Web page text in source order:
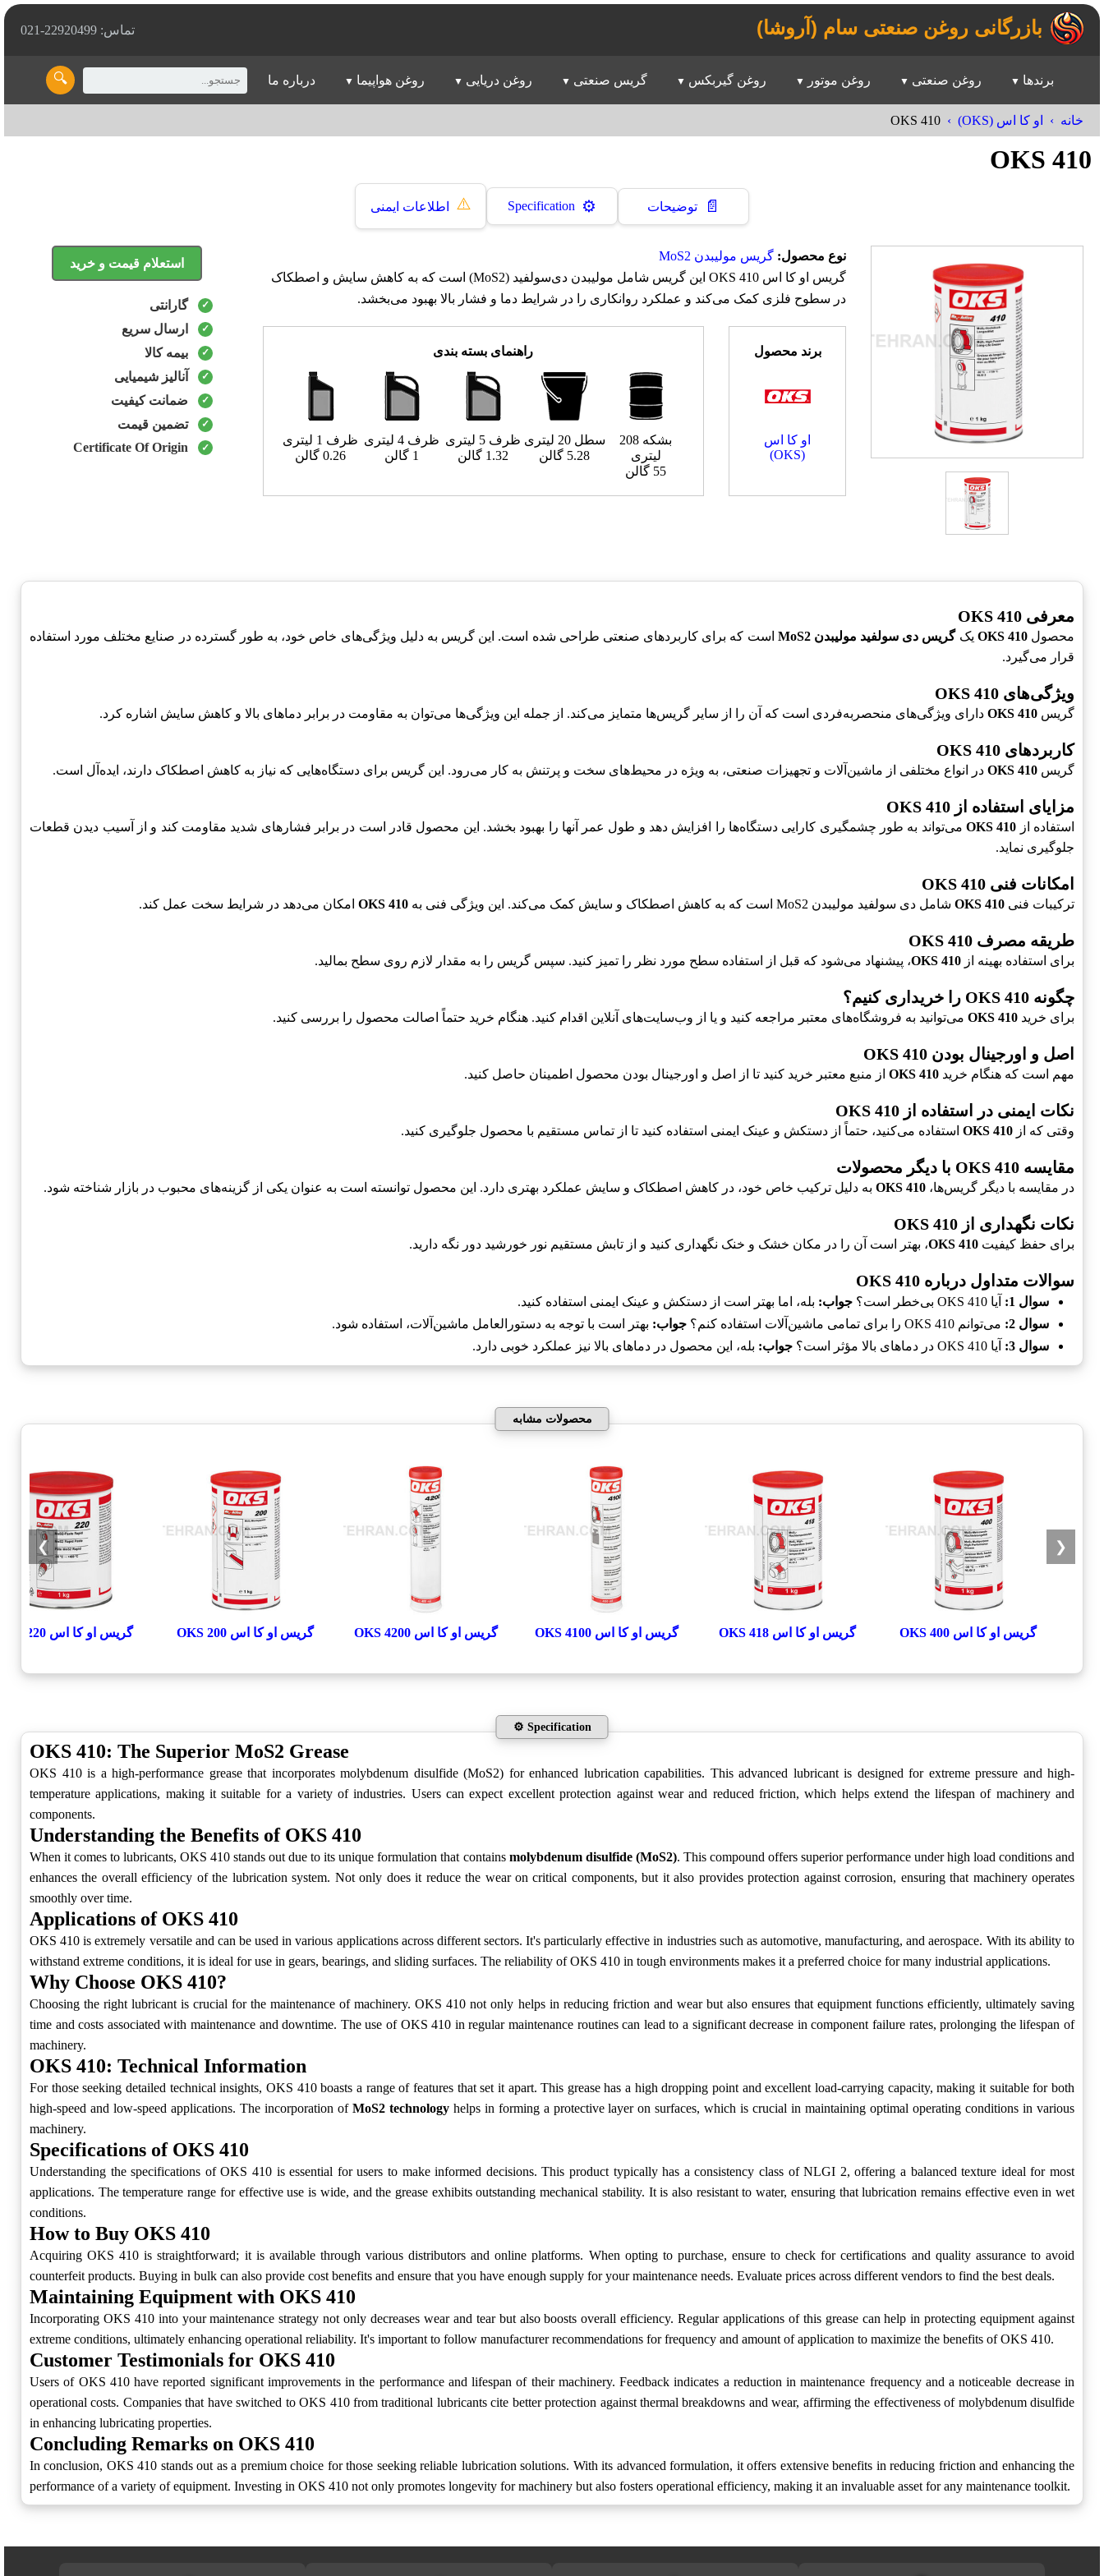
بازرگانی روغن صنعتی سام (آروشا) تماس: 22920499-021
🔍 برندها روغن صنعتی روغن موتور روغن گیربکس گریس صنعتی روغن دریایی روغن هواپیما درباره ما
خانه او کا اس (OKS) OKS 410
OKS 410
📄 توضیحات ⚙️
Specification
⚠️ اطلاعات ایمنی
نوع محصول: گریس مولیبدن MoS2
گریس او کا اس OKS 410 این گریس شامل مولیبدن دی‌سولفید (MoS2) است که به کاهش سایش و اصطکاک
در سطوح فلزی کمک می‌کند و عملکرد روانکاری را در شرایط دما و فشار بالا بهبود می‌بخشد.
برند محصول
او کا اس
(OKS)
راهنمای بسته بندی
بشکه 208
لیتری
55 گالن
سطل 20 لیتری
5.28 گالن
ظرف 5 لیتری
1.32 گالن
ظرف 4 لیتری
1 گالن
ظرف 1 لیتری
0.26 گالن
استعلام قیمت و خرید
گارانتی
ارسال سریع
بیمه کالا
آنالیز شیمیایی
ضمانت کیفیت
تضمین قیمت
Certificate Of Origin
معرفی OKS 410
محصولOKS 410 یکگریس دی سولفید مولیبدن MoS2
است که برای کاربردهای صنعتی طراحی شده است. این گریس به دلیل ویژگی‌های خاص خود، به طور گسترده در صنایع مختلف مورد استفاده
قرار می‌گیرد.
ویژگی‌های OKS 410
گریس OKS 410 دارای ویژگی‌های منحصربه‌فردی است که آن را از سایر گریس‌ها متمایز می‌کند. از جمله این ویژگی‌ها می‌توان به مقاومت در برابر دماهای بالا و کاهش سایش اشاره کرد.
کاربردهای OKS 410
گریس OKS 410 در انواع مختلفی از ماشین‌آلات و تجهیزات صنعتی، به ویژه در محیط‌های سخت و پرتنش به کار می‌رود. این گریس برای دستگاه‌هایی که نیاز به کاهش اصطکاک دارند، ایده‌آل است.
مزایای استفاده از OKS 410
استفاده از OKS 410می‌تواند به طور چشمگیری کارایی دستگاه‌ها را افزایش دهد و طول عمر آنها را بهبود بخشد. این محصول قادر است در برابر فشارهای شدید مقاومت کند و از آسیب دیدن قطعات
جلوگیری نماید.
امکانات فنی OKS 410
ترکیبات فنی OKS 410 شامل دی سولفید مولیبدن MoS2 است که به کاهش اصطکاک و سایش کمک می‌کند. این ویژگی فنی به OKS 410 امکان می‌دهد در شرایط سخت عمل کند.
طریقه مصرف OKS 410
برای استفاده بهینه از OKS 410، پیشنهاد می‌شود که قبل از استفاده سطح مورد نظر را تمیز کنید. سپس گریس را به مقدار لازم روی سطح بمالید.
چگونه OKS 410 را خریداری کنیم؟
برای خرید OKS 410 می‌توانید به فروشگاه‌های معتبر مراجعه کنید و یا از وب‌سایت‌های آنلاین اقدام کنید. هنگام خرید حتماً اصالت محصول را بررسی کنید.
اصل و اورجینال بودن OKS 410
مهم است که هنگام خرید OKS 410 از منبع معتبر خرید کنید تا از اصل و اورجینال بودن محصول اطمینان حاصل کنید.
نکات ایمنی در استفاده از OKS 410
وقتی که از OKS 410 استفاده می‌کنید، حتماً از دستکش و عینک ایمنی استفاده کنید تا از تماس مستقیم با محصول جلوگیری کنید.
مقایسه OKS 410 با دیگر محصولات
در مقایسه با دیگر گریس‌ها، OKS 410 به دلیل ترکیب خاص خود، در کاهش اصطکاک و سایش عملکرد بهتری دارد. این محصول توانسته است به عنوان یکی از گزینه‌های محبوب در بازار شناخته شود.
نکات نگهداری از OKS 410
برای حفظ کیفیت OKS 410، بهتر است آن را در مکان خشک و خنک نگهداری کنید و از تابش مستقیم نور خورشید دور نگه دارید.
سوالات متداول درباره OKS 410
سوال 1: آیا OKS 410 بی‌خطر است؟ جواب: بله، اما بهتر است از دستکش و عینک ایمنی استفاده کنید.
سوال 2:
می‌توانم OKS 410 را برای تمامی ماشین‌آلات استفاده کنم؟ جواب: بهتر است با توجه به دستورالعامل ماشین‌آلات، استفاده شود.
سوال 3:
آیا OKS 410 در دماهای بالا مؤثر است؟ جواب: بله، این محصول در دماهای بالا نیز عملکرد خوبی دارد.
محصولات مشابه
گریس او کا اس OKS 400 گریس او کا اس OKS 418 گریس او کا اس OKS 4100 گریس او کا اس OKS 4200 گریس او کا اس OKS 200 گریس او کا اس OKS 220
❮
❯
⚙️ Specification
OKS 410: The Superior MoS2 Grease
OKS 410 is a high-performance grease that incorporates molybdenum disulfide (MoS2) for enhanced lubrication capabilities. This advanced lubricant is designed for extreme pressure and high-
temperature applications, making it suitable for a variety of industries. Users can expect excellent protection against wear and reduced friction, which helps extend the lifespan of machinery and
components.
Understanding the Benefits of OKS 410
When it comes to lubricants, OKS 410 stands out due to its unique formulation that contains molybdenum disulfide (MoS2). This compound offers superior performance under high load conditions and
enhances the overall efficiency of the lubrication system. Not only does it reduce the wear on critical components, but it also provides protection against corrosion, ensuring that machinery operates
smoothly over time.
Applications of OKS 410
OKS 410 is extremely versatile and can be used in various applications across different sectors. It's particularly effective in industries such as automotive, manufacturing, and aerospace. With its ability to
withstand extreme conditions, it is ideal for use in gears, bearings, and sliding surfaces. The reliability of OKS 410 in tough environments makes it a preferred choice for many industrial applications.
Why Choose OKS 410?
Choosing the right lubricant is crucial for the maintenance of machinery. OKS 410 not only helps in reducing friction and wear but also ensures that equipment functions efficiently, ultimately saving
time and costs associated with maintenance and downtime. The use of OKS 410 in regular maintenance routines can lead to a significant decrease in component failure rates, prolonging the lifespan of
machinery.
OKS 410: Technical Information
For those seeking detailed technical insights, OKS 410 boasts a range of features that set it apart. This grease has a high dropping point and excellent load-carrying capacity, making it suitable for both
high-speed and low-speed applications. The incorporation of MoS2 technologyhelps in forming a protective layer on surfaces, which is crucial in maintaining optimal operating conditions in various
machinery.
Specifications of OKS 410
Understanding the specifications of OKS 410 is essential for users to make informed decisions. This product typically has a consistency class of NLGI 2, offering a balanced texture ideal for most
applications. The temperature range for effective use is wide, and the grease exhibits outstanding mechanical stability. It is also resistant to water, ensuring that lubrication remains effective even in wet
conditions.
How to Buy OKS 410
Acquiring OKS 410 is straightforward; it is available through various distributors and online platforms. When opting to purchase, ensure to check for certifications and quality assurance to avoid
counterfeit products. Buying in bulk can also provide cost benefits and ensure that you have enough supply for your maintenance needs. Evaluate prices across different vendors to find the best deals.
Maintaining Equipment with OKS 410
Incorporating OKS 410 into your maintenance strategy not only decreases wear and tear but also boosts overall efficiency. Regular applications of this grease can help in protecting equipment against
extreme conditions, ultimately enhancing operational reliability. It's important to follow manufacturer recommendations for frequency and amount of application to maximize the benefits of OKS 410.
Customer Testimonials for OKS 410
Users of OKS 410 have reported significant improvements in the performance and lifespan of their machinery. Feedback indicates a reduction in maintenance frequency and a noticeable decrease in
operational costs. Companies that have switched to OKS 410 from traditional lubricants cite better protection against thermal breakdowns and wear, affirming the effectiveness of molybdenum disulfide
in enhancing lubricating properties.
Concluding Remarks on OKS 410
In conclusion, OKS 410 stands out as a premium choice for those seeking reliable lubrication solutions. With its advanced formulation, it offers extensive benefits in reducing friction and enhancing the
performance of a variety of equipment. Investing in OKS 410 not only promotes longevity for machinery but also fosters operational efficiency, making it an invaluable asset for any maintenance toolkit.